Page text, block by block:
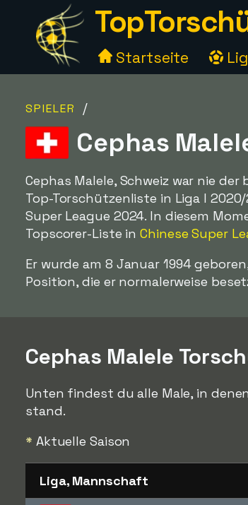
Startseite
SPIELER /
Cephas
Cephas Malele, Schweiz war nie
Top-Torschützenliste in Liga I
Super League 2024. In diesem
Topscorer-Liste inChinese Super
Er wurde am 8 Januar 1994
Position, die er normalerweise
Cephas Malele
Unten findest du alle Male, in
stand.
* Aktuelle Saison
Liga, Mannschaft